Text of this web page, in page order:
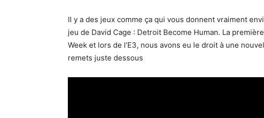
Il y a des jeux comme ça qui vous donnent vraiment
jeu de David Cage : Detroit Become Human. La
Week et lors de l’E3, nous avons eu le droit à une
remets juste dessous